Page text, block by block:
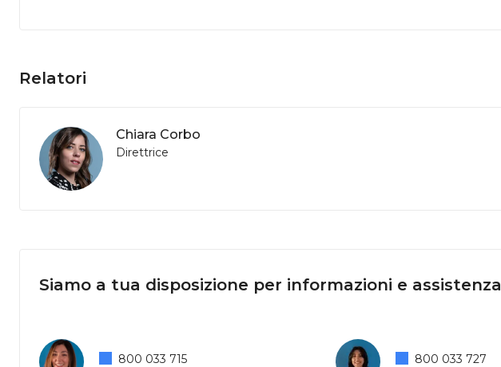
Relatori
Chiara Corbo
Direttrice
Siamo a tua disposizione per informazioni e assistenza
800 033 715
800 033 727